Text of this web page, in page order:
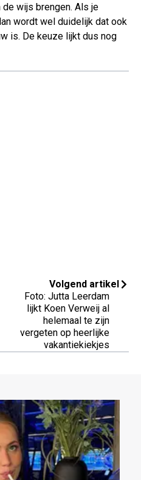
de wijs brengen. Als je
wordt wel duidelijk dat ook
is. De keuze lijkt dus nog
Volgend artikel
Foto: Jutta Leerdam
lijkt Koen Verweij al
helemaal te zijn
vergeten op heerlijke
vakantiekiekjes